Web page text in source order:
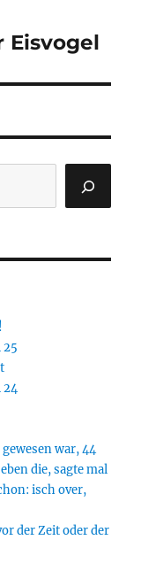
Eisvogel
25
24
war, 44
die, sagte mal
isch over,
der Zeit oder der